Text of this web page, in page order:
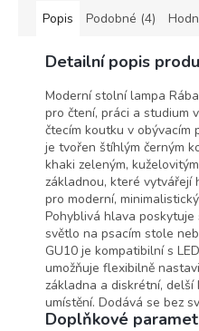
balení.
Popis Podobné (4)
Detailní popis
Moderní stolní lampa
pro čtení, práci a studium
čtecím koutku v obývacím
je tvořen štíhlým černým
khaki zeleným,
základnou, které vytvářejí
pro moderní,
Pohyblivá hlava poskytuje
světlo na psacím stole
GU10 je kompatibilní s
umožňuje flexibilně
základna a diskrétní,
umístění. Dodává se bez
Doplňkové